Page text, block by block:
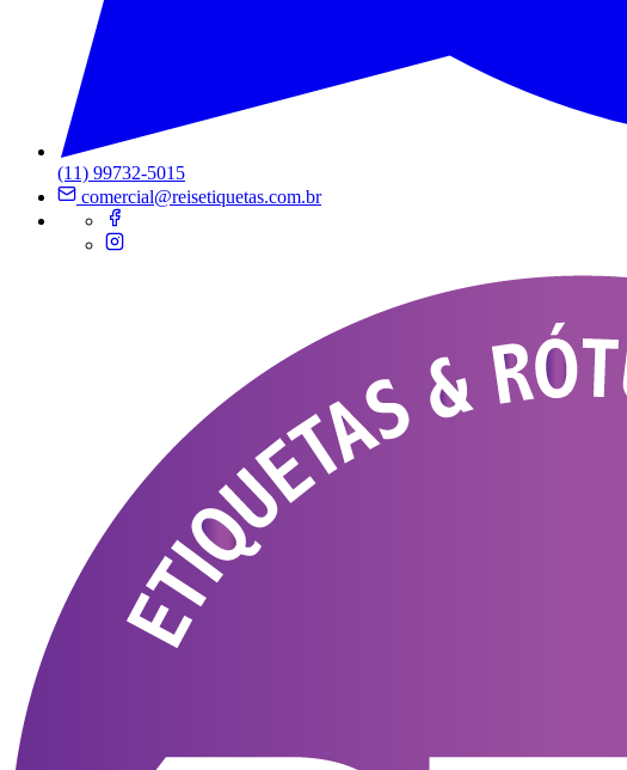
(11) 99732-5015
comercial@reisetiquetas.com.br